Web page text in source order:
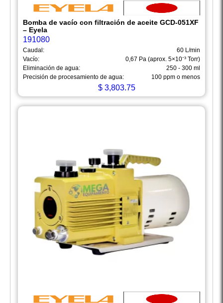
Bomba de vacío con filtración de aceite GCD-051XF
– Eyela
191080
Caudal:
60 L/min
Vacío:
0,67 Pa (aprox. 5×10⁻³ Torr)
Eliminación de agua:
250 - 300 ml
Precisión de procesamiento de agua:
100 ppm o menos
$3,803.75